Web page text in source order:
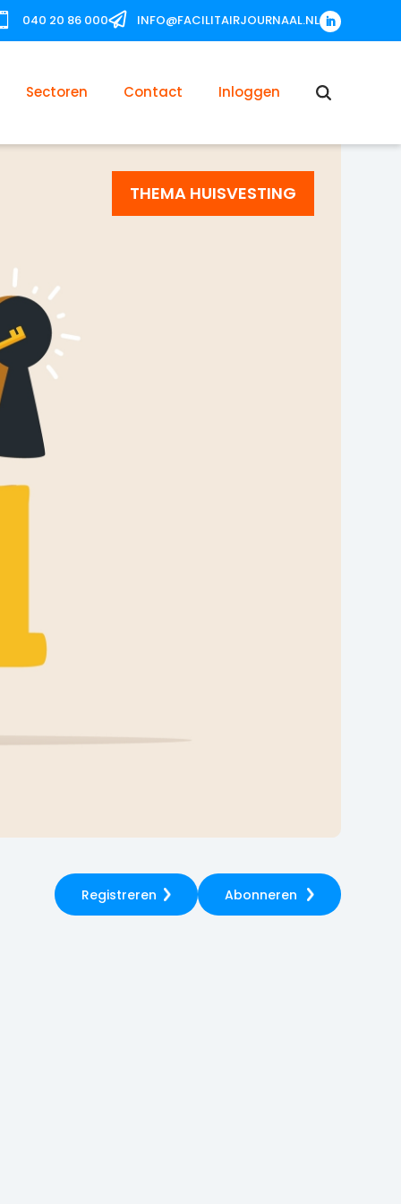
 040 20 86 000 INFO@FACILITAIRJOURNAAL.NL
Sectoren Contact Inloggen
THEMA HUISVESTING
Registreren Abonneren